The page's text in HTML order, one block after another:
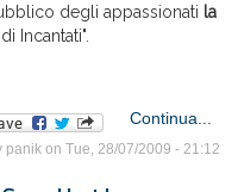
degli appassionati la
Incantati"
Continua...
panik on Tue, 28/07/2009 - 21:12